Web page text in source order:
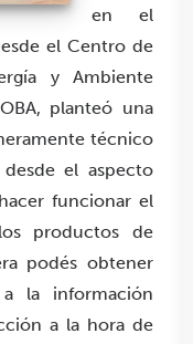
en el
el Centro de
y Ambiente
planteó una
técnico
el aspecto
funcionar el
productos de
podés obtener
la información
a la hora de